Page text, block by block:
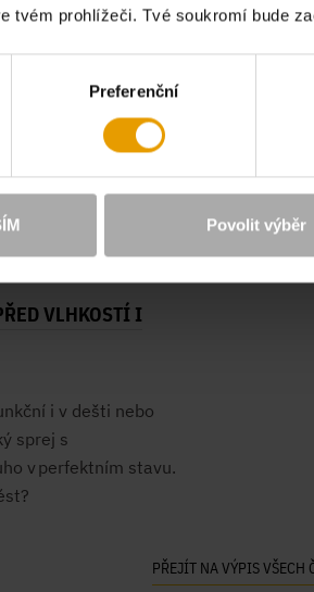
tvém prohlížeči. Tvé soukromí bude
Preferenční
Povolit výběr
VLHKOSTÍ I
i v dešti nebo
sprej s
v perfektním stavu.
PŘEJÍT NA VÝPIS VŠECH